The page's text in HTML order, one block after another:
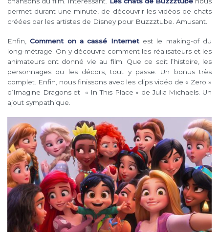
permet durant une minute, de découvrir les vidéos de chats
créées par les artistes de Disney pour Buzzztube. Amusant.
Enfin,Comment on a cassé Internet est le making-of du
long-métrage. On y découvre comment les réalisateurs et les
animateurs ont donné vie au film. Que ce soit l’histoire, les
personnages ou les décors, tout y passe. Un bonus très
complet. Enfin, nous finissons avec les clips vidéo de « Zero »
d’Imagine Dragons et « In This Place » de Julia Michaels. Un
ajout sympathique.